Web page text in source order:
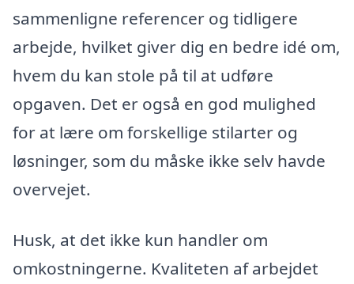
sammenligne referencer og tidligere
arbejde, hvilket giver dig en bedre idé om,
hvem du kan stole på til at udføre
opgaven. Det er også en god mulighed
for at lære om forskellige stilarter og
løsninger, som du måske ikke selv havde
overvejet.
Husk, at det ikke kun handler om
omkostningerne. Kvaliteten af arbejdet